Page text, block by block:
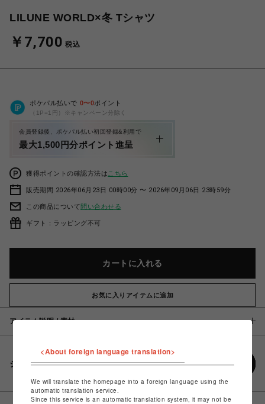
LILUNE WORLD×冬 Tシャツ
￥7,700 税込
ポケパル払いで 0〜0ポイント
（1P=1円）※キャンペーン分除く
会員登録後、ポケパル払い初回登録&利用で
最大1,500円分ポイント進呈
獲得ポイントの確認方法は こちら
販売期間 2026年06月23日 00時00分 〜 2026年09月06日 23時59分
この商品について問い合わせる
ギフト：ラッピング不可
カートに入れる
お気に入りアイテムに追加
アイテム説明 / 素材
シェアする
<About foreign language translation>
We will translate the homepage into a foreign language using the
automatic translation service.
Since this service is an automatic translation system, it may not be